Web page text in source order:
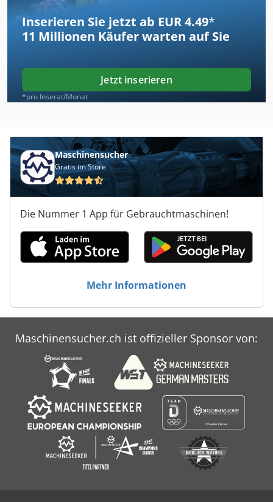
Inserieren Sie jetzt ab EUR 4.49*
11 Millionen Käufer warten auf Sie
Jetzt inserieren
*pro Inserat/Monat
Maschinensucher
Gratis im Store
Die Nummer 1 App für Gebrauchtmaschinen!
Mehr Informationen
Maschinensucher.ch ist offizieller Sponsor von: